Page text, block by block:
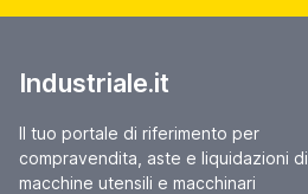
Industriale.it
Il tuo portale di riferimento per
compravendita, aste e liquidazioni di
macchine utensili e macchinari